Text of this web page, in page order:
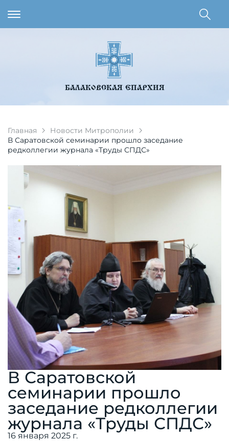
БАЛАКОВСКАЯ ЕПАРХИЯ
Главная
Новости Митрополии
В Саратовской семинарии прошло заседание
редколлегии журнала «Труды СПДС»
В Саратовской
семинарии прошло
заседание редколлегии
журнала «Труды СПДС»
16 января 2025 г.